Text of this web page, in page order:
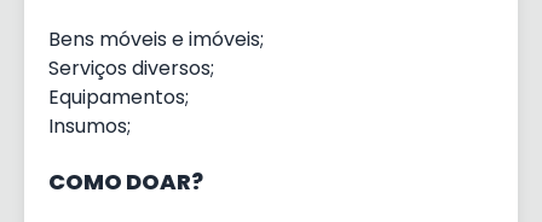
Bens móveis e imóveis;
Serviços diversos;
Equipamentos;
Insumos;
COMO DOAR?